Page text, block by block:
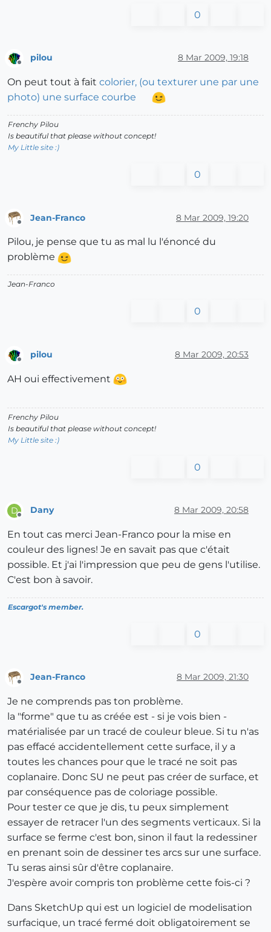
0
pilou 8 Mar 2009, 19:18
On peut tout à fait colorier, (ou texturer une par une
photo) une surface courbe
Frenchy Pilou
Is beautiful that please without concept!
My Little site :)
0
Jean-Franco 8 Mar 2009, 19:20
Pilou, je pense que tu as mal lu l'énoncé du
problème
Jean-Franco
0
Offline
pilou 8 Mar 2009, 20:53
AH oui effectivement
Frenchy Pilou
Is beautiful that please without concept!
My Little site :)
0
D
Offline
Dany 8 Mar 2009, 20:58
En tout cas merci Jean-Franco pour la mise en
couleur des lignes! Je en savait pas que c'était
possible. Et j'ai l'impression que peu de gens l'utilise.
C'est bon à savoir.
Escargot's member.
0
Jean-Franco 8 Mar 2009, 21:30
Je ne comprends pas ton problème.
la "forme" que tu as créée est - si je vois bien -
matérialisée par un tracé de couleur bleue. Si tu n'as
pas effacé accidentellement cette surface, il y a
toutes les chances pour que le tracé ne soit pas
coplanaire. Donc SU ne peut pas créer de surface, et
par conséquence pas de coloriage possible.
Pour tester ce que je dis, tu peux simplement
essayer de retracer l'un des segments verticaux. Si la
surface se ferme c'est bon, sinon il faut la redessiner
en prenant soin de dessiner tes arcs sur une surface.
Tu seras ainsi sûr d'être coplanaire.
J'espère avoir compris ton problème cette fois-ci ?
Dans SketchUp qui est un logiciel de modelisation
surfacique, un tracé fermé doit obligatoirement se